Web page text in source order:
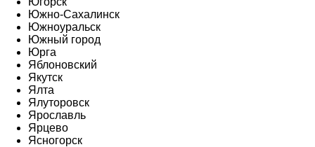
Южно-Сахалинск
Южноуральск
Южный город
Юрга
Яблоновский
Якутск
Ялта
Ялуторовск
Ярославль
Ярцево
Ясногорск